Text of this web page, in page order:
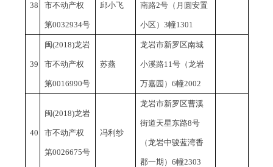
38 市不动产权
第0032934号
邱小飞 南路2号（月圆安置
小区）3幢1301
39
闽(2018)龙岩
市不动产权
第0016990号
苏燕
龙岩市新罗区南城
小溪路11号（龙岩
万嘉园）6幢2002
40
闽(2018)龙岩
市不动产权
第0026675号
冯利纱
龙岩市新罗区曹溪
街道天星东路8号
（龙岩中骏蓝湾香
郡一期）6幢2303